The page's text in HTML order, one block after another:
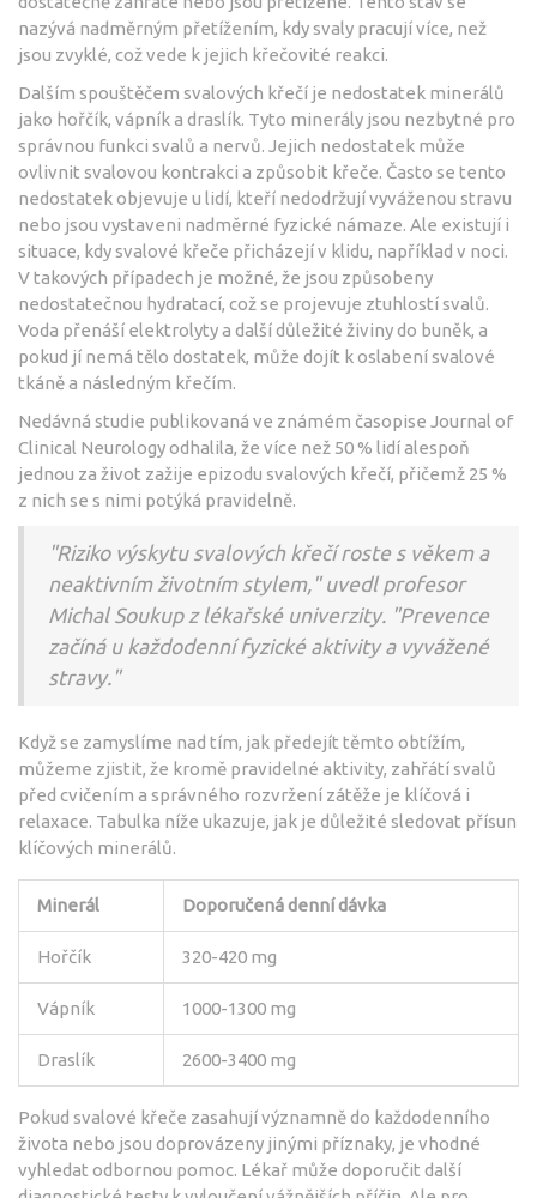
nazývá nadměrným přetížením, kdy svaly pracují více, než
jsou zvyklé, což vede k jejich křečovité reakci.
Dalším spouštěčem svalových křečí je nedostatek minerálů
jako hořčík, vápník a draslík. Tyto minerály jsou nezbytné pro
správnou funkci svalů a nervů. Jejich nedostatek může
ovlivnit svalovou kontrakci a způsobit křeče. Často se tento
nedostatek objevuje u lidí, kteří nedodržují vyváženou stravu
nebo jsou vystaveni nadměrné fyzické námaze. Ale existují i
situace, kdy svalové křeče přicházejí v klidu, například v noci.
V takových případech je možné, že jsou způsobeny
nedostatečnou hydratací, což se projevuje ztuhlostí svalů.
Voda přenáší elektrolyty a další důležité živiny do buněk, a
pokud jí nemá tělo dostatek, může dojít k oslabení svalové
tkáně a následným křečím.
Nedávná studie publikovaná ve známém časopise Journal of
Clinical Neurology odhalila, že více než 50 % lidí alespoň
jednou za život zažije epizodu svalových křečí, přičemž 25 %
z nich se s nimi potýká pravidelně.
"Riziko výskytu svalových křečí roste s věkem a
neaktivním životním stylem," uvedl profesor
Michal Soukup z lékařské univerzity. "Prevence
začíná u každodenní fyzické aktivity a vyvážené
stravy."
Když se zamyslíme nad tím, jak předejít těmto obtížím,
můžeme zjistit, že kromě pravidelné aktivity, zahřátí svalů
před cvičením a správného rozvržení zátěže je klíčová i
relaxace. Tabulka níže ukazuje, jak je důležité sledovat přísun
klíčových minerálů.
Minerál Doporučená denní dávka
Hořčík 320-420 mg
Vápník 1000-1300 mg
Draslík 2600-3400 mg
Pokud svalové křeče zasahují významně do každodenního
života nebo jsou doprovázeny jinými příznaky, je vhodné
vyhledat odbornou pomoc. Lékař může doporučit další